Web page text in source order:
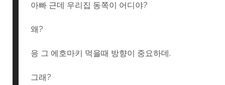
아빠 근데 우리집 동쪽이 어디야?
왜?
응 그 에호마키 먹을때 방향이 중요하데.
그래?